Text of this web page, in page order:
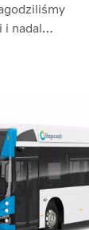
i nadal